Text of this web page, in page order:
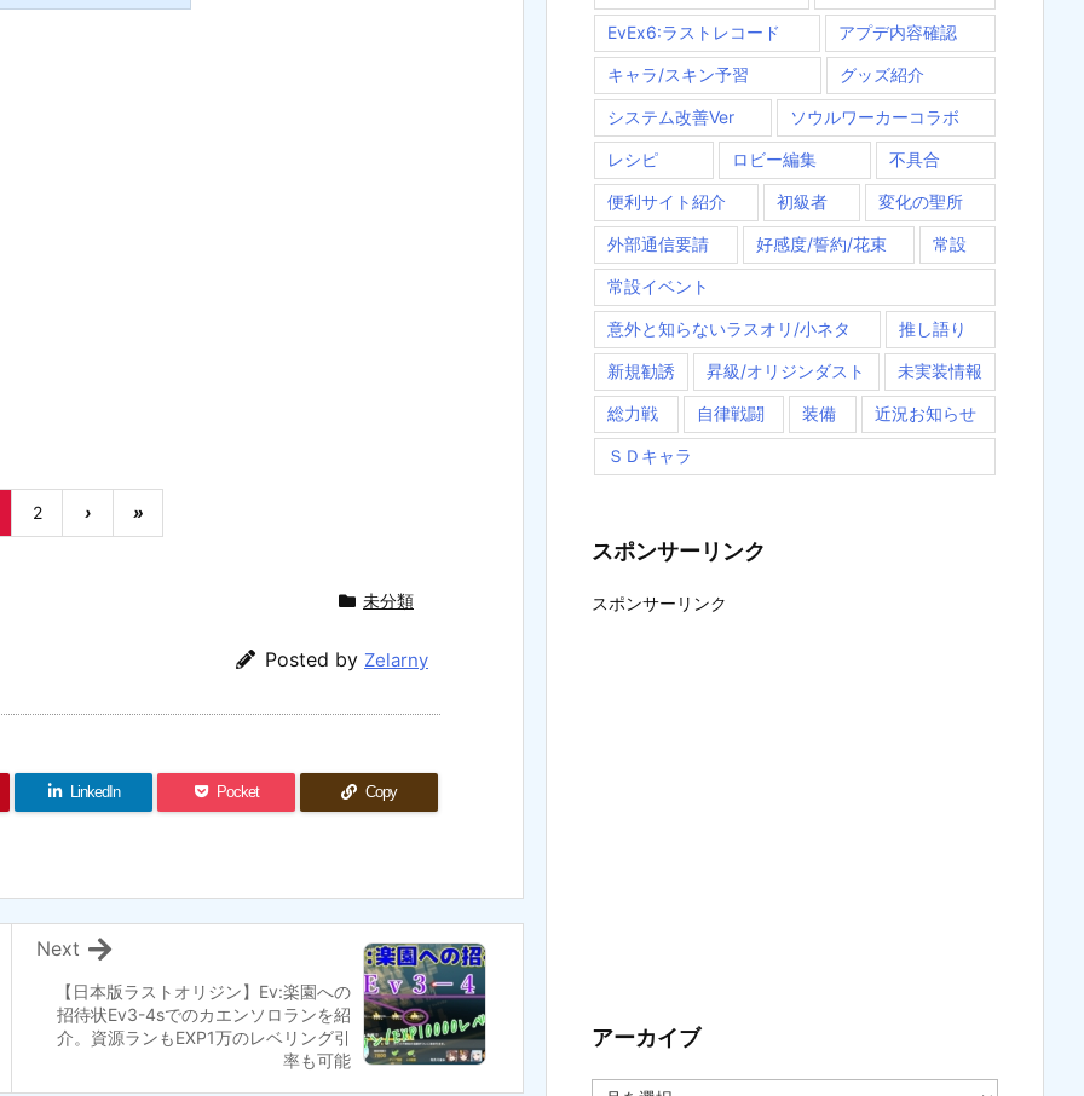
2 › »
未分類
Posted by Zelarny
LinkedIn Pocket Copy
【日本版ラストオリジン】Ev:楽園への
招待状Ev3-4sでのカエンソロランを紹
介。資源ランもEXP1万のレベリング引
率も可能
Next
EvEx6:ラストレコード アプデ内容確認
キャラ/スキン予習 グッズ紹介
システム改善Ver ソウルワーカーコラボ
レシピ ロビー編集 不具合
便利サイト紹介 初級者 変化の聖所
外部通信要請 好感度/誓約/花束 常設
常設イベント
意外と知らないラスオリ/小ネタ 推し語り
新規勧誘 昇級/オリジンダスト 未実装情報
総力戦 自律戦闘 装備 近況お知らせ
ＳＤキャラ
スポンサーリンク
スポンサーリンク
アーカイブ